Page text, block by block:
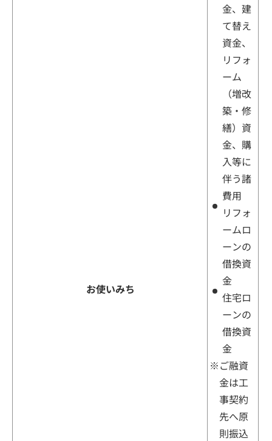
お使いみち
金、建
て替え
資金、
リフォ
ーム
（増改
築・修
繕）資
金、購
入等に
伴う諸
費用
リフォ
ームロ
ーンの
借換資
金
住宅ロ
ーンの
借換資
金
ご融資
金は工
事契約
先へ原
則振込